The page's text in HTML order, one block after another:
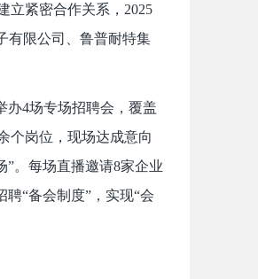
立紧密合作关系，2025
有限公司、鲁普耐特集
办4场专场招聘会，覆盖
个岗位，现场达成意向
”。每场直播邀请8家企业
“备会制度”，实现“会